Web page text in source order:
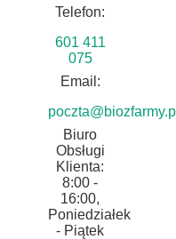
Telefon:
601 411
075
Email:
Biuro
Obsługi
Klienta:
8:00 -
16:00,
Poniedziałek
- Piątek